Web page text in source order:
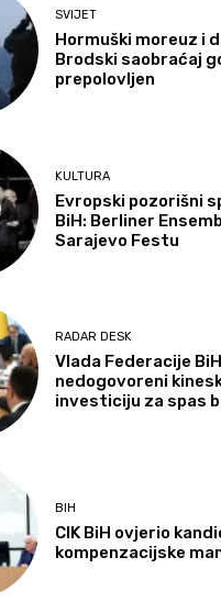
SVIJET
Hormuški moreuz i
Brodski saobraćaj
prepolovljen
KULTURA
Evropski pozorišni
BiH: Berliner
Sarajevo Festu
RADAR DESK
Vlada Federacije
nedogovoreni
investiciju za spas
BIH
CIK BiH ovjerio
kompenzacijske